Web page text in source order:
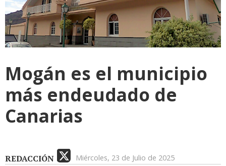
Mogán es el municipio
más endeudado de
Canarias
REDACCIÓN Miércoles, 23 de Julio de 2025